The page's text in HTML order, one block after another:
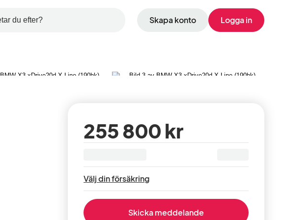
Skapa konto Logga in
255 800 kr
Välj din försäkring
Skicka meddelande